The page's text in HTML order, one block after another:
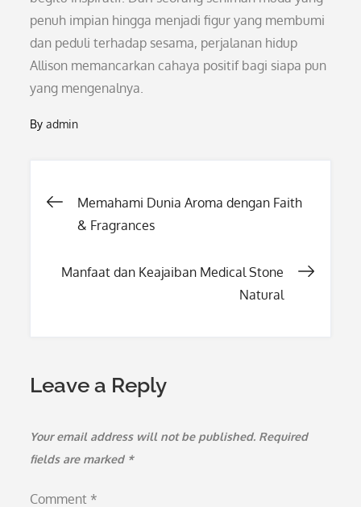
penuh impian hingga menjadi figur yang membumi
dan peduli terhadap sesama, perjalanan hidup
Allison memancarkan cahaya positif bagi siapa pun
yang mengenalnya.
Byadmin
Post
Memahami Dunia Aroma dengan Faith
& Fragrances
Manfaat dan Keajaiban Medical Stone
Natural
Leave a Reply
Your email address will not be published. Required
fields are marked *
Comment *